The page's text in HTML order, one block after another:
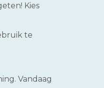
Kies
te
Vandaag